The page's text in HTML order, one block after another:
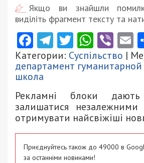
Якщо ви знайшли
виділіть фрагмент тексту та
Facebook
Telegram
Twitter
Категории: Суспільство |
департамент
школа
Рекламні блоки
залишатися
отримувати найсвіжіші
Приєднуйтесь також до 49000 в
за останніми новинами!